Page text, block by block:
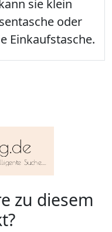
sie klein
oder
Einkaufstasche.
zu diesem